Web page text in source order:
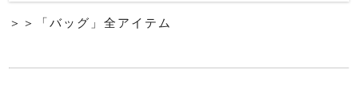
＞＞「バッグ」全アイテム